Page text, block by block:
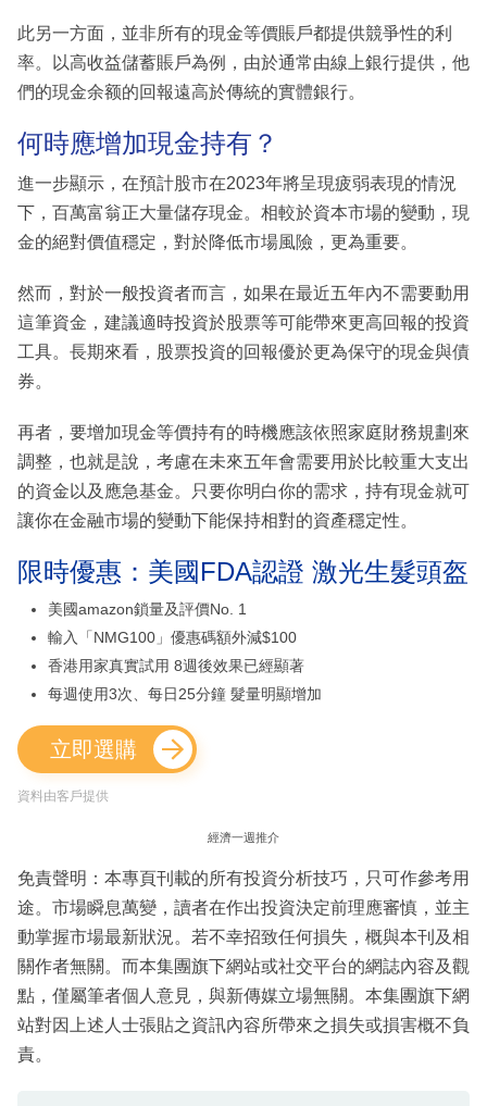
此另一方面，並非所有的現金等價賬戶都提供競爭性的利
率。以高收益儲蓄賬戶為例，由於通常由線上銀行提供，他
們的現金余额的回報遠高於傳統的實體銀行。
何時應增加現金持有？
進一步顯示，在預計股市在2023年將呈現疲弱表現的情況
下，百萬富翁正大量儲存現金。相較於資本市場的變動，現
金的絕對價值穩定，對於降低市場風險，更為重要。
然而，對於一般投資者而言，如果在最近五年內不需要動用
這筆資金，建議適時投資於股票等可能帶來更高回報的投資
工具。長期來看，股票投資的回報優於更為保守的現金與債
券。
再者，要增加現金等價持有的時機應該依照家庭財務規劃來
調整，也就是說，考慮在未來五年會需要用於比較重大支出
的資金以及應急基金。只要你明白你的需求，持有現金就可
讓你在金融市場的變動下能保持相對的資產穩定性。
限時優惠：美國FDA認證 激光生髮頭盔
美國amazon鎖量及評價No. 1
輸入「NMG100」優惠碼額外減$100
香港用家真實試用 8週後效果已經顯著
每週使用3次、每日25分鐘 髮量明顯增加
立即選購
資料由客戶提供
經濟一週推介
免責聲明：本專頁刊載的所有投資分析技巧，只可作參考用
途。市場瞬息萬變，讀者在作出投資決定前理應審慎，並主
動掌握市場最新狀況。若不幸招致任何損失，概與本刊及相
關作者無關。而本集團旗下網站或社交平台的網誌內容及觀
點，僅屬筆者個人意見，與新傳媒立場無關。本集團旗下網
站對因上述人士張貼之資訊內容所帶來之損失或損害概不負
責。